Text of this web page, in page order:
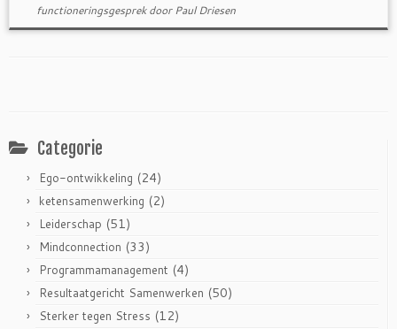
functioneringsgesprekdoorPaul Driesen
Categorie
Ego-ontwikkeling (24)
ketensamenwerking (2)
Leiderschap (51)
Mindconnection (33)
Programmamanagement (4)
Resultaatgericht Samenwerken (50)
Sterker tegen Stress (12)